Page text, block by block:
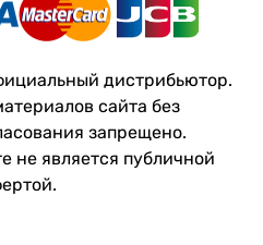
дистрибьютор.
сайта без
запрещено.
не является публичной